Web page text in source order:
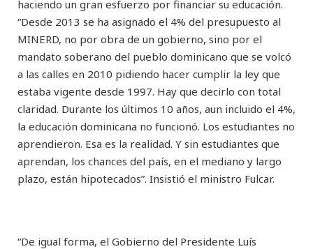
haciendo un gran esfuerzo por financiar su educación.
“Desde 2013 se ha asignado el 4% del presupuesto al
MINERD, no por obra de un gobierno, sino por el
mandato soberano del pueblo dominicano que se volcó
a las calles en 2010 pidiendo hacer cumplir la ley que
estaba vigente desde 1997. Hay que decirlo con total
claridad. Durante los últimos 10 años, aun incluido el 4%,
la educación dominicana no funcionó. Los estudiantes no
aprendieron. Esa es la realidad. Y sin estudiantes que
aprendan, los chances del país, en el mediano y largo
plazo, están hipotecados”. Insistió el ministro Fulcar.
“De igual forma, el Gobierno del Presidente Luís